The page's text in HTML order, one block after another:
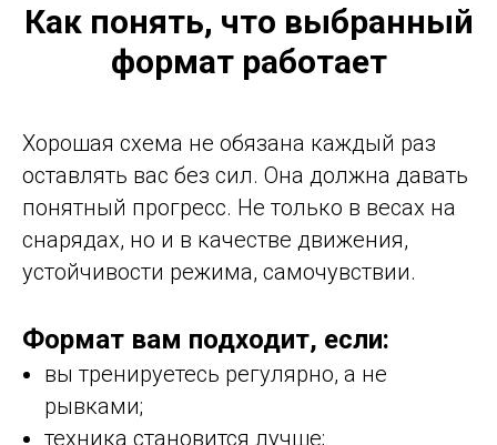
Как понять, что выбранный
формат работает
Хорошая схема не обязана каждый раз
оставлять вас без сил. Она должна давать
понятный прогресс. Не только в весах на
снарядах, но и в качестве движения,
устойчивости режима, самочувствии.
Формат вам подходит, если:
вы тренируетесь регулярно, а не
рывками;
техника становится лучше;